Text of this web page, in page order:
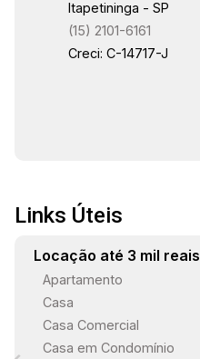
Itapetininga - SP
(15) 2101-6161
Creci: C-14717-J
Links Úteis
Locação até 3 mil reais
Apartamento
Casa
Casa Comercial
Casa em Condomínio